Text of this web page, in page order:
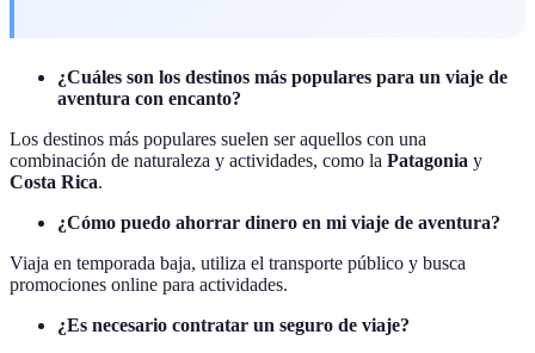
¿Cuáles son los destinos más populares para un viaje de
aventura con encanto?
Los destinos más populares suelen ser aquellos con una
combinación de naturaleza y actividades, como la Patagonia y
Costa Rica.
¿Cómo puedo ahorrar dinero en mi viaje de aventura?
Viaja en temporada baja, utiliza el transporte público y busca
promociones online para actividades.
¿Es necesario contratar un seguro de viaje?